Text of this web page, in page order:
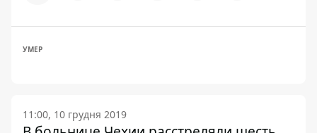
УМЕР
11:00, 10 грудня 2019